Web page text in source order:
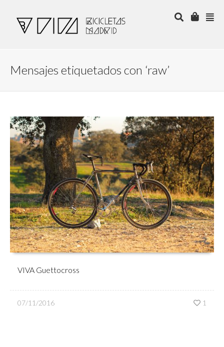
Mensajes etiquetados con ‘raw’
VIVA Guettocross
07/11/2016 1